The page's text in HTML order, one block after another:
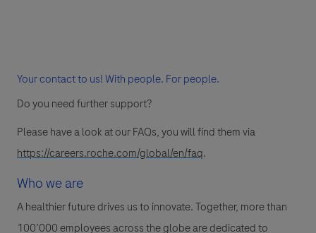
Your contact to us! With people. For people.
Do you need further support?
Please have a look at our FAQs, you will find them via
https://careers.roche.com/global/en/faq.
Who we are
A healthier future drives us to innovate. Together, more than
100’000 employees across the globe are dedicated to